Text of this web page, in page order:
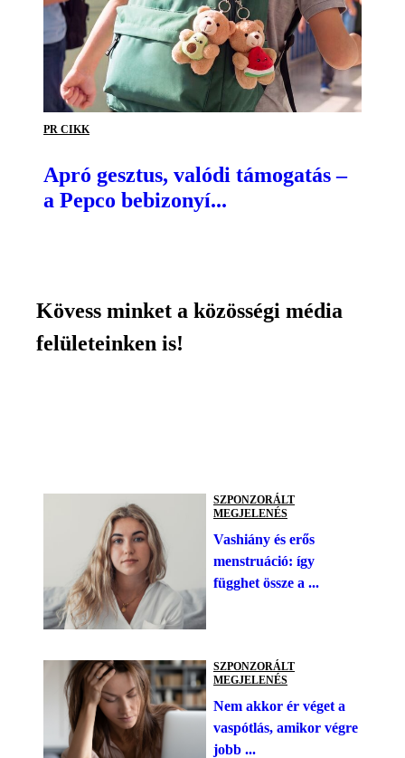
PR CIKK
Apró gesztus, valódi támogatás –
a Pepco bebizonyí...
Kövess minket a közösségi média
felületeinken is!
SZPONZORÁLT
MEGJELENÉS
Vashiány és erős
menstruáció: így
függhet össze a ...
SZPONZORÁLT
MEGJELENÉS
Nem akkor ér véget a
vaspótlás, amikor végre
jobb ...